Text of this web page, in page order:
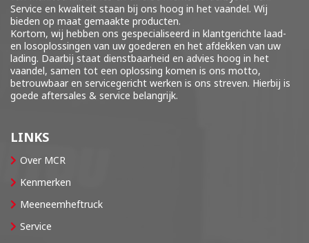
Service en kwaliteit staan bij ons hoog in het vaandel. Wij
bieden op maat gemaakte producten.
Kortom, wij hebben ons gespecialiseerd in klantgerichte laad-
en losoplossingen van uw goederen en het afdekken van uw
lading. Daarbij staat dienstbaarheid en advies hoog in het
vaandel, samen tot een oplossing komen is ons motto,
betrouwbaar en servicegericht werken is ons streven. Hierbij is
goede aftersales & service belangrijk.
LINKS
Over MCR
Kenmerken
Meeneemheftruck
Service